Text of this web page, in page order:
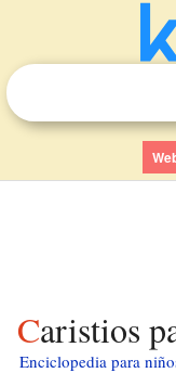
Caristios
Enciclopedia para